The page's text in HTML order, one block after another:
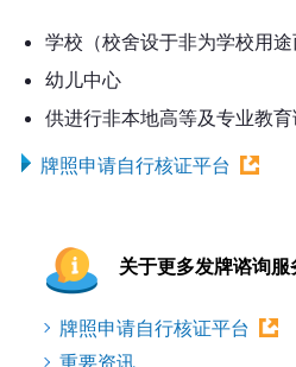
学校（校舍设于非为学校用途
幼儿中心
供进行非本地高等及专业教
牌照申请自行核证平台
关于更多发牌谘询服
牌照申请自行核证平台
重要资讯